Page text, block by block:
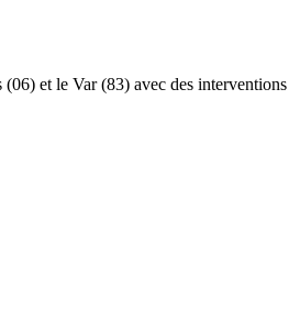
et le Var (83) avec des interventions